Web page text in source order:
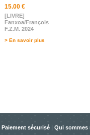
15.00 €
[LIVRE]
Fanxoa/François
F.Z.M. 2024
> En savoir plus
Paiement sécurisé| Qui sommes